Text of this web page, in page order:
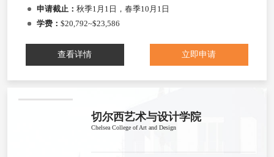
申请截止： 秋季1月1日，春季10月1日
学费： $20,792~$23,586
查看详情 立即申请
切尔西艺术与设计学院
Chelsea College of Art and Design